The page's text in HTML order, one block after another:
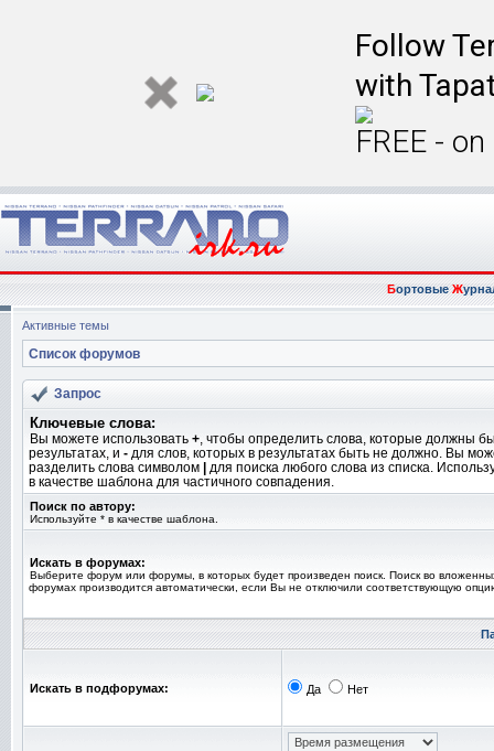
Follow
with
FREE -
БортовыеЖ
Активные темы
Список форумов
Запрос
Ключевые слова:
Вы можете использовать + , чтобы определить слова, которые должны
результатах, и - для слов, которых в результатах быть не должно. Вы
разделить слова символом | для поиска любого слова из списка.
в качестве шаблона для частичного совпадения.
Поиск по автору:
Используйте * в качестве шаблона.
Искать в форумах:
Выберите форум или форумы, в которых будет произведен поиск. Поиск во
форумах производится автоматически, если Вы не отключили соответствующую
Искать в подфорумах: Да Нет